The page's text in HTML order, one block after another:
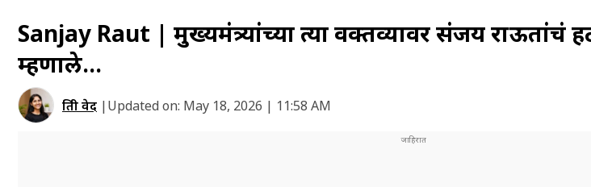
Sanjay Raut | मुख्यमंत्र्यांच्या त्या वक्तव्यावर संजय राऊतांचं
म्हणाले…
प्रिती वेद |Updated on: May 18, 2026 | 11:58 AM